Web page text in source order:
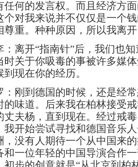
任何的发言权。而且经济方
个对我来说并不仅仅是一个
尊重。种种原因，所以我离
开“指南针”后，我们也知
时关于你吸毒的事被许多媒
到现在你的经历。
到德国的时候，还是经常
的味道。后来我在柏林接受
丈夫杨，直到现在。经过戒
我开始尝试寻找和德国音乐
，没有人期待一个从中国来
和一位年轻的中国导演合作